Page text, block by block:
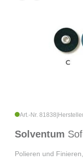
Art.-Nr. 81838
Solventum
Polieren und